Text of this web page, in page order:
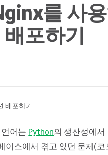
를 사
포하기
어는 Python의 생산성에서
이스에서 겪고 있던 문제(코